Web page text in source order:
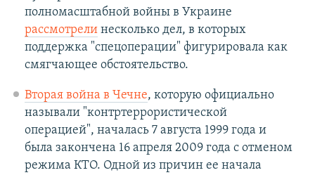
полномасштабной войны в Украине
рассмотрелинесколько дел, в которых
поддержка "спецоперации" фигурировала как
смягчающее обстоятельство.
Вторая война в Чечне, которую официально
называли "контртеррористической
операцией", началась 7 августа 1999 года и
была закончена 16 апреля 2009 года с отменом
режима КТО. Одной из причин ее начала